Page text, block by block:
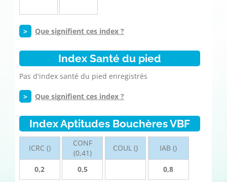
> Que signifient ces index ?
Index Santé du pied
Pas d'index santé du pied enregistrés
> Que signifient ces index ?
Index Aptitudes Bouchères VBF
ICRC ()
0,2
CONF
(0,41)
0,5
COUL () IAB ()
0,8